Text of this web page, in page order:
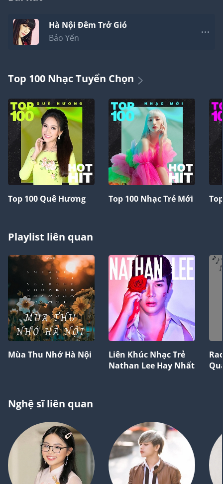
Hà Nội Đêm Trở Gió
Bảo Yến
Top 100 Nhạc Tuyển Chọn
Top 100 Quê Hương Top 100 Nhạc Trẻ Mới
Playlist liên quan
Mùa Thu Nhớ Hà Nội
Liên Khúc Nhạc Trẻ
Nathan Lee Hay Nhất
Nghệ sĩ liên quan